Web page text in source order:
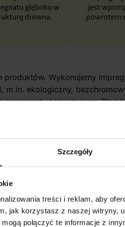
Szczegóły
treści i reklam, aby
jak korzystasz z naszej witryny,
połączyć te informacje z
Wykonujemy
ekologiczny,
koloryzujące.
zabezpieczenia drewna przed